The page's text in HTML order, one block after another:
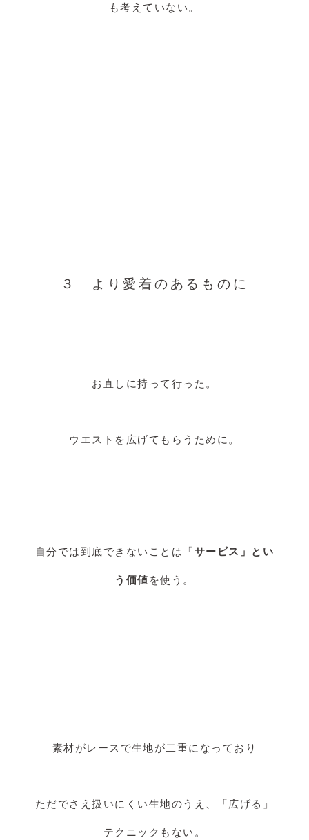
も考えていない。
３ より愛着のあるものに
お直しに持って行った。
ウエストを広げてもらうために。
自分では到底できないことは「 サービス」とい
う価値 を使う。
素材がレースで生地が二重になっており
ただでさえ扱いにくい生地のうえ、「広げる」
テクニックもない。